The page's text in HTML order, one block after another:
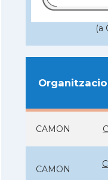
(a
CAMON
CAMON